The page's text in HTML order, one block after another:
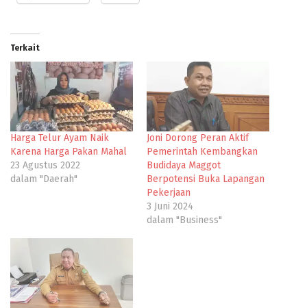
Terkait
Harga Telur Ayam Naik
Karena Harga Pakan Mahal
23 Agustus 2022
dalam "Daerah"
Joni Dorong Peran Aktif
Pemerintah Kembangkan
Budidaya Maggot
Berpotensi Buka Lapangan
Pekerjaan
3 Juni 2024
dalam "Business"